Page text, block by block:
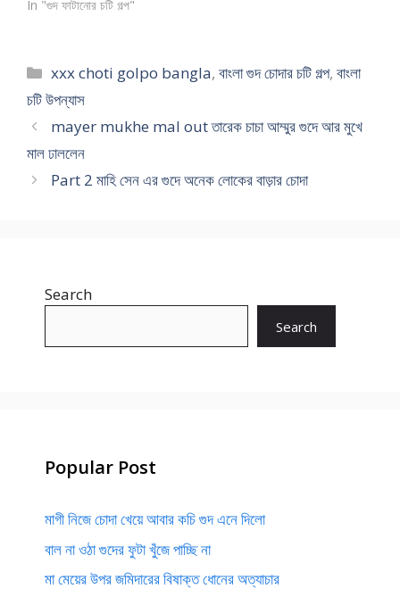
In "গুদ ফাটানোর চটি গল্প"
Categories
xxx choti golpo bangla,বাংলা গুদ চোদার চটি গল্প,বাংলা
চটি উপন্যাস
mayer mukhe mal out তারেক চাচা আম্মুর গুদে আর মুখে
মাল ঢাললেন
Part 2 মাহি সেন এর গুদে অনেক লোকের বাড়ার চোদা
Search
Search
Popular Post
মাগী নিজে চোদা খেয়ে আবার কচি গুদ এনে দিলো
বাল না ওঠা গুদের ফুটা খুঁজে পাচ্ছি না
মা মেয়ের উপর জমিদারের বিষাক্ত ধোনের অত্যাচার